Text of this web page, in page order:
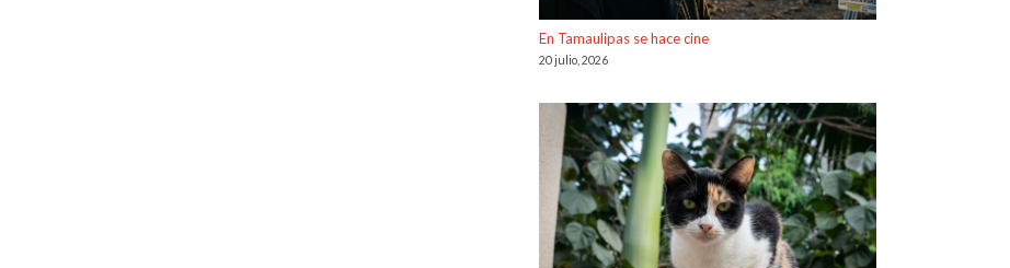
En Tamaulipas se hace cine
20 julio, 2026